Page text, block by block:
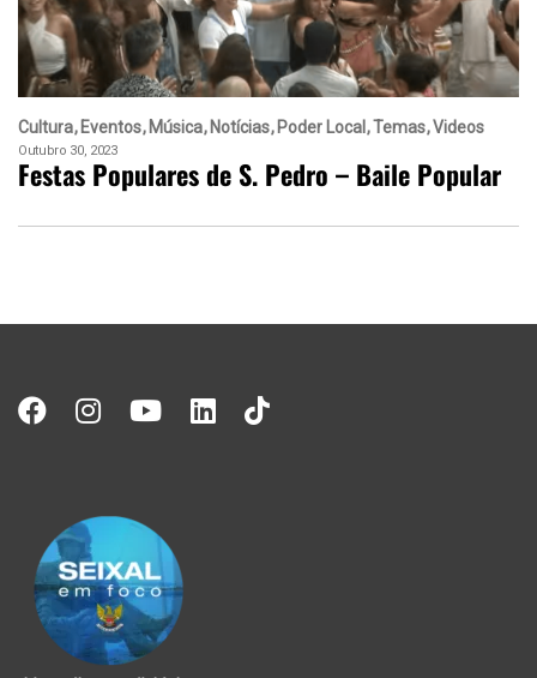
Cultura Eventos Música Notícias Poder Local Temas Videos
Outubro 30, 2023
Festas Populares de S. Pedro – Baile Popular